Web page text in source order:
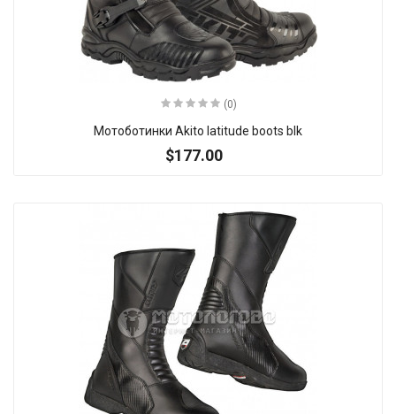
(0)
Мотоботинки Akito latitude boots blk
$177.00